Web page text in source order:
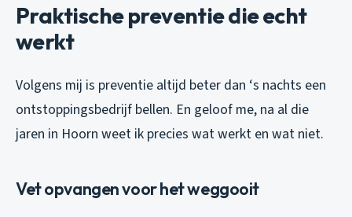
Praktische preventie die echt
werkt
Volgens mij is preventie altijd beter dan ‘s nachts een
ontstoppingsbedrijf bellen. En geloof me, na al die
jaren in Hoorn weet ik precies wat werkt en wat niet.
Vet opvangen voor het weggooit